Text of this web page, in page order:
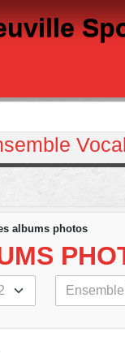
Vocal
albums photos
cookies